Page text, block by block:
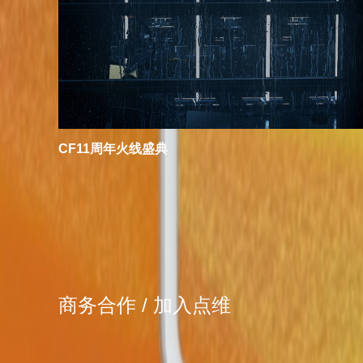
CF11周年火线盛典
商务合作 / 加入点维